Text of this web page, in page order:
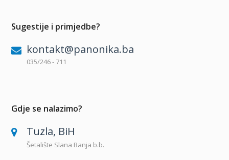
Sugestije i primjedbe?
kontakt@panonika.ba
035/246 - 711
Gdje se nalazimo?
Tuzla, BiH
Šetalište Slana Banja b.b.